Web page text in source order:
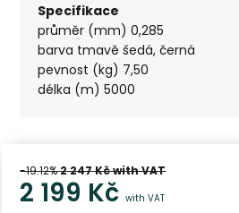
Specifikace
průměr (mm) 0,285
barva tmavě šedá, černá
pevnost (kg) 7,50
délka (m) 5000
-19.12%2 247Kč with VAT
2 199 Kčwith VAT